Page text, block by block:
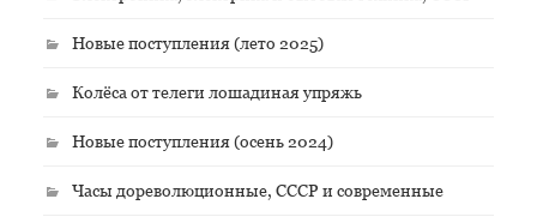
Новые поступления (лето 2025)
Колёса от телеги лошадиная упряжь
Новые поступления (осень 2024)
Часы дореволюционные, СССР и современные